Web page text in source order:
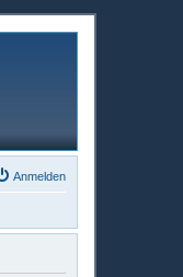
Anmelden